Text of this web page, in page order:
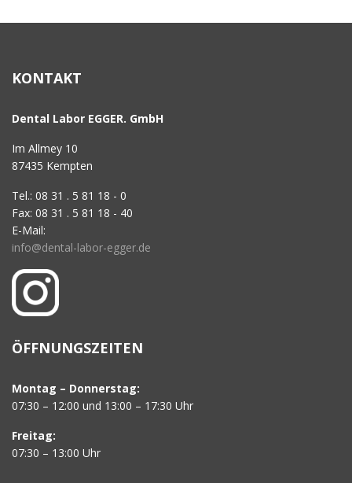
KONTAKT
Dental Labor EGGER. GmbH
Im Allmey 10
87435 Kempten
Tel.: 08 31 . 5 81 18 - 0
Fax: 08 31 . 5 81 18 - 40
E-Mail:
info@dental-labor-egger.de
ÖFFNUNGSZEITEN
Montag – Donnerstag:
07:30 – 12:00 und 13:00 – 17:30 Uhr
Freitag:
07:30 – 13:00 Uhr